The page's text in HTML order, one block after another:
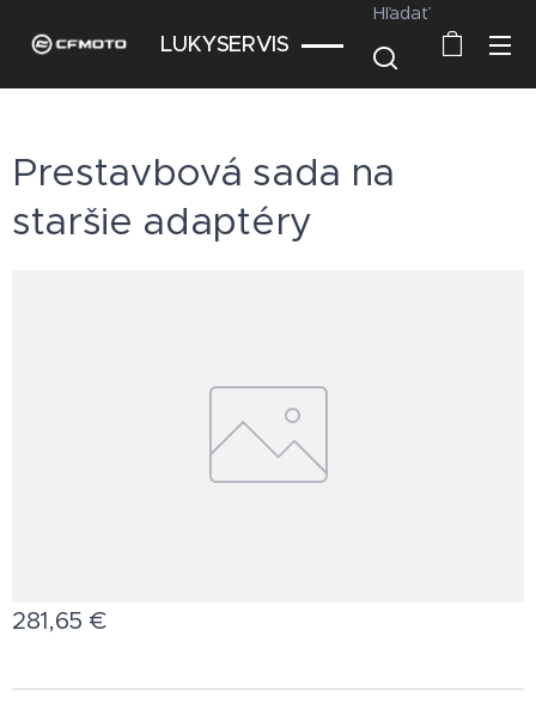
LUKYSERVIS
Hľadať
Prestavbová sada na
staršie adaptéry
281,65 €